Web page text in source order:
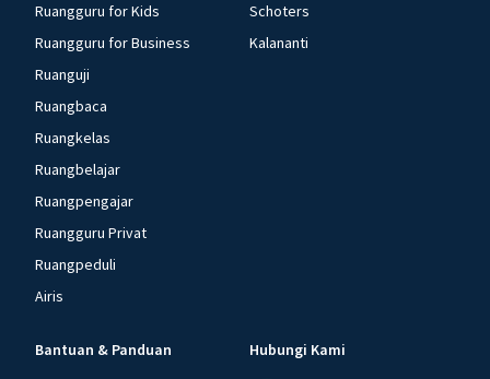
Ruangguru for Kids
Ruangguru for Business
Ruanguji
Ruangbaca
Ruangkelas
Ruangbelajar
Ruangpengajar
Ruangguru Privat
Ruangpeduli
Airis
Schoters
Kalananti
Bantuan & Panduan Hubungi Kami